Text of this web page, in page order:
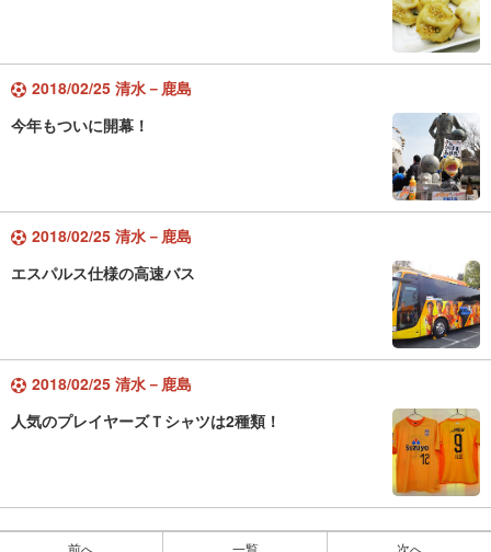
2018/02/25 清水－鹿島
今年もついに開幕！
2018/02/25 清水－鹿島
エスパルス仕様の高速バス
2018/02/25 清水－鹿島
人気のプレイヤーズＴシャツは2種類！
前へ 一覧 次へ